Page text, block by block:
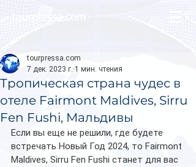
Тропическая страна чудес в
отеле Fairmont Maldives, Sirru
Fen Fushi, Мальдивы
tourpressa.com
7 дек. 2023 г. 1 мин. чтения
Если вы еще не решили, где будете
встречать Новый Год 2024, то Fairmont
Maldives, Sirru Fen Fushi станет для вас